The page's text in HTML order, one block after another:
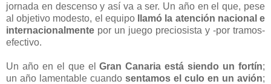
jornada en descenso y así va a ser. Un año en el que, pese
al objetivo modesto, el equipo
llamó la atención nacional e
internacionalmente por un juego preciosista y -por tramos-
efectivo.
Un año en el que elGran Canaria está siendo un fortín;
un año lamentable cuando sentamos el culo en un avión;